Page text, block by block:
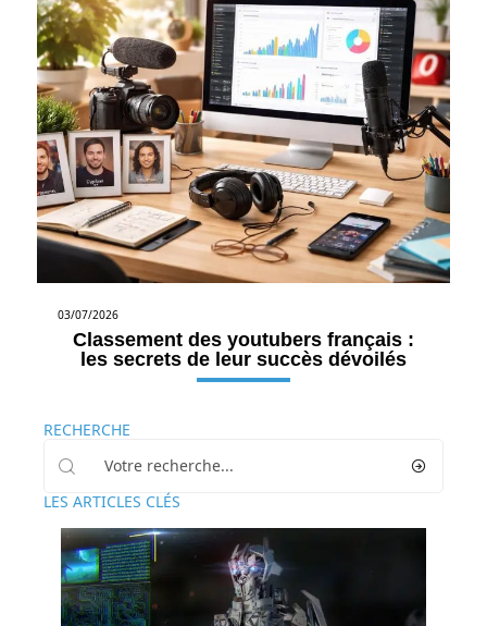
03/07/2026
Classement des youtubers français :
les secrets de leur succès dévoilés
RECHERCHE
LES ARTICLES CLÉS